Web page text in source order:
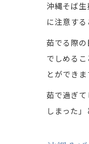
沖縄そば
に注意す
茹でる際
でしめる
とができま
茹で過ぎ
しまった